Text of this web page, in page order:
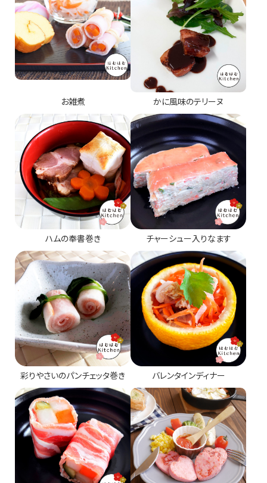
お雑煮 かに風味のテリーヌ
ハムの奉書巻き チャーシュー入りなます
彩りやさいのパンチェッタ巻き バレンタインディナー